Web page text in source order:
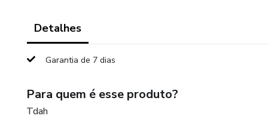
4. Relacionamentos e
Detalhes
Garantia de 7 dias
Para quem é esse produto?
Tdah